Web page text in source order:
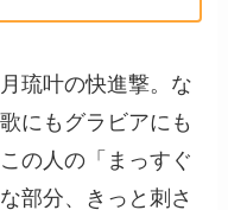
琉叶の快進撃。な
にもグラビアにも
の人の「まっすぐ
部分、きっと刺さ